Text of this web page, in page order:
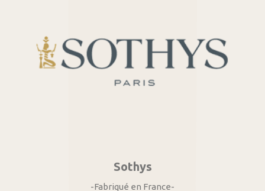
Sothys
-Fabriqué en France-